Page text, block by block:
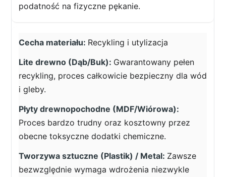
podatność na fizyczne pękanie.
Recykling i utylizacja
Gwarantowany pełen
recykling, proces całkowicie bezpieczny dla wód
i gleby.
Proces bardzo trudny oraz kosztowny przez
obecne toksyczne dodatki chemiczne.
Zawsze
bezwzględnie wymaga wdrożenia niezwykle